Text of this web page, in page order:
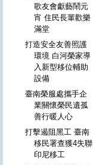
歌友會獻藝鬧元
宵 住民長輩歡樂
滿堂
打造安全友善照護
環境 白河榮家導
入新型移位輔助
設備
臺南榮服處攜手企
業關懷榮民遺孤
善行暖人心
打擊遏阻黑工 臺南
移民署查獲4失聯
印尼移工